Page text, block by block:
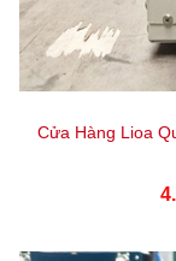
Cửa Hàng Lioa